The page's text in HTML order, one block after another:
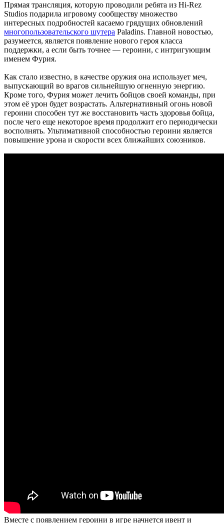
Прямая трансляция, которую проводили ребята из Hi-Rez
Studios подарила игровому сообществу множество
интересных подробностей касаемо грядущих обновлений
многопользовательского шутера Paladins. Главной новостью,
разумеется, является появление нового героя класса
поддержки, а если быть точнее — героини, с интригующим
именем Фурия.
Как стало известно, в качестве оружия она использует меч,
выпускающий во врагов сильнейшую огненную энергию.
Кроме того, Фурия может лечить бойцов своей команды, при
этом её урон будет возрастать. Альтернативный огонь новой
героини способен тут же восстановить часть здоровья бойца,
после чего еще некоторое время продолжит его периодически
восполнять. Ультимативной способностью героини является
повышение урона и скорости всех ближайших союзников.
Вместе с появлением героини в игре начнется ивент и